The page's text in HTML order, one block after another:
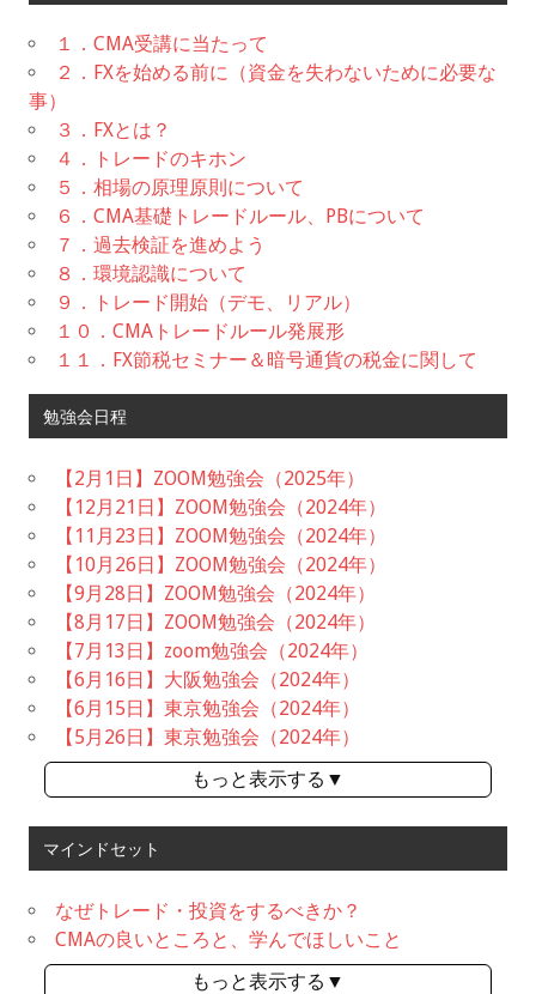
１．CMA受講に当たって
２．FXを始める前に（資金を失わないために必要な
事）
３．FXとは？
４．トレードのキホン
５．相場の原理原則について
６．CMA基礎トレードルール、PBについて
７．過去検証を進めよう
８．環境認識について
９．トレード開始（デモ、リアル）
１０．CMAトレードルール発展形
１１．FX節税セミナー＆暗号通貨の税金に関して
勉強会日程
【2月1日】ZOOM勉強会（2025年）
【12月21日】ZOOM勉強会（2024年）
【11月23日】ZOOM勉強会（2024年）
【10月26日】ZOOM勉強会（2024年）
【9月28日】ZOOM勉強会（2024年）
【8月17日】ZOOM勉強会（2024年）
【7月13日】zoom勉強会（2024年）
【6月16日】大阪勉強会（2024年）
【6月15日】東京勉強会（2024年）
【5月26日】東京勉強会（2024年）
もっと表示する▼
マインドセット
なぜトレード・投資をするべきか？
CMAの良いところと、学んでほしいこと
もっと表示する▼